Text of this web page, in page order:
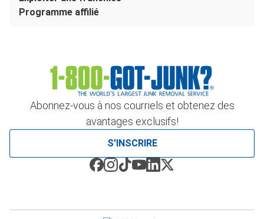
Abonnez-vous à nos courriels et obtenez des
avantages exclusifs!
S'INSCRIRE
Programme affilié